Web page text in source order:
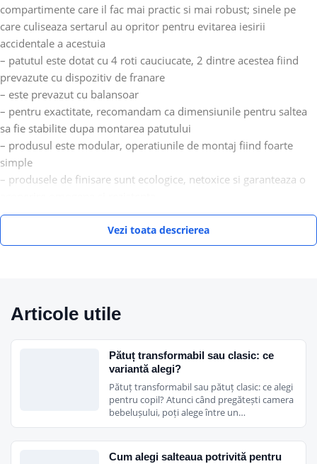
compartimente care il fac mai practic si mai robust; sinele pe
care culiseaza sertarul au opritor pentru evitarea iesirii
accidentale a acestuia
– patutul este dotat cu 4 roti cauciucate, 2 dintre acestea fiind
prevazute cu dispozitiv de franare
– este prevazut cu balansoar
– pentru exactitate, recomandam ca dimensiunile pentru saltea
sa fie stabilite dupa montarea patutului
– produsul este modular, operatiunile de montaj fiind foarte
simple
– produsele de finisare sunt ecologice, netoxice si garanteaza o
Vezi toata descrierea
Articole utile
Pătuț transformabil sau clasic: ce
variantă alegi?
Pătuț transformabil sau pătuț clasic: ce alegi
pentru copil? Atunci când pregătești camera
bebelușului, poți alege între un…
Cum alegi salteaua potrivită pentru